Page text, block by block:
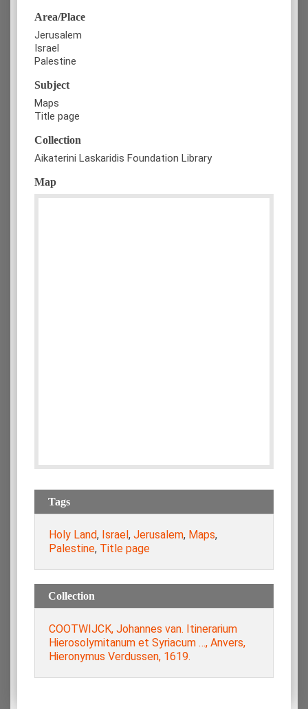
Area/Place
Jerusalem
Israel
Palestine
Subject
Maps
Title page
Collection
Aikaterini Laskaridis Foundation Library
Map
Tags
Holy Land, Israel, Jerusalem, Maps,
Palestine, Title page
Collection
COOTWIJCK, Johannes van. Itinerarium
Hierosolymitanum et Syriacum …, Anvers,
Ηieronymus Verdussen, 1619.